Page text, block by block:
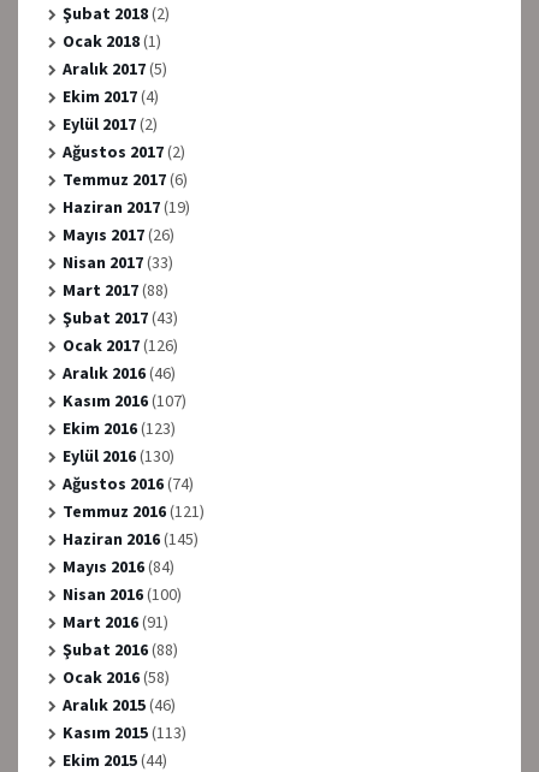
Şubat 2018(2)
Ocak 2018(1)
Aralık 2017(5)
Ekim 2017(4)
Eylül 2017(2)
Ağustos 2017(2)
Temmuz 2017(6)
Haziran 2017(19)
Mayıs 2017(26)
Nisan 2017(33)
Mart 2017(88)
Şubat 2017(43)
Ocak 2017(126)
Aralık 2016(46)
Kasım 2016(107)
Ekim 2016(123)
Eylül 2016(130)
Ağustos 2016(74)
Temmuz 2016(121)
Haziran 2016(145)
Mayıs 2016(84)
Nisan 2016(100)
Mart 2016(91)
Şubat 2016(88)
Ocak 2016(58)
Aralık 2015(46)
Kasım 2015(113)
Ekim 2015(44)